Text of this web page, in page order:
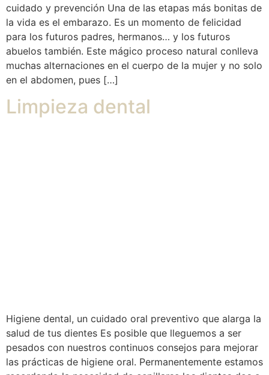
cuidado y prevención Una de las etapas más bonitas de
la vida es el embarazo. Es un momento de felicidad
para los futuros padres, hermanos… y los futuros
abuelos también. Este mágico proceso natural conlleva
muchas alternaciones en el cuerpo de la mujer y no solo
en el abdomen, pues […]
Limpieza dental
Higiene dental, un cuidado oral preventivo que alarga la
salud de tus dientes Es posible que lleguemos a ser
pesados con nuestros continuos consejos para mejorar
las prácticas de higiene oral. Permanentemente estamos